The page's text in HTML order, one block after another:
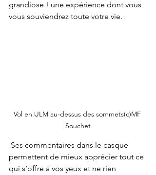
grandiose ! une expérience dont vous
vous souviendrez toute votre vie.
Vol en ULM au-dessus des sommets(c)MF
Souchet
permettent de mieux apprécier tout ce
qui s’offre à vos yeux et ne rien